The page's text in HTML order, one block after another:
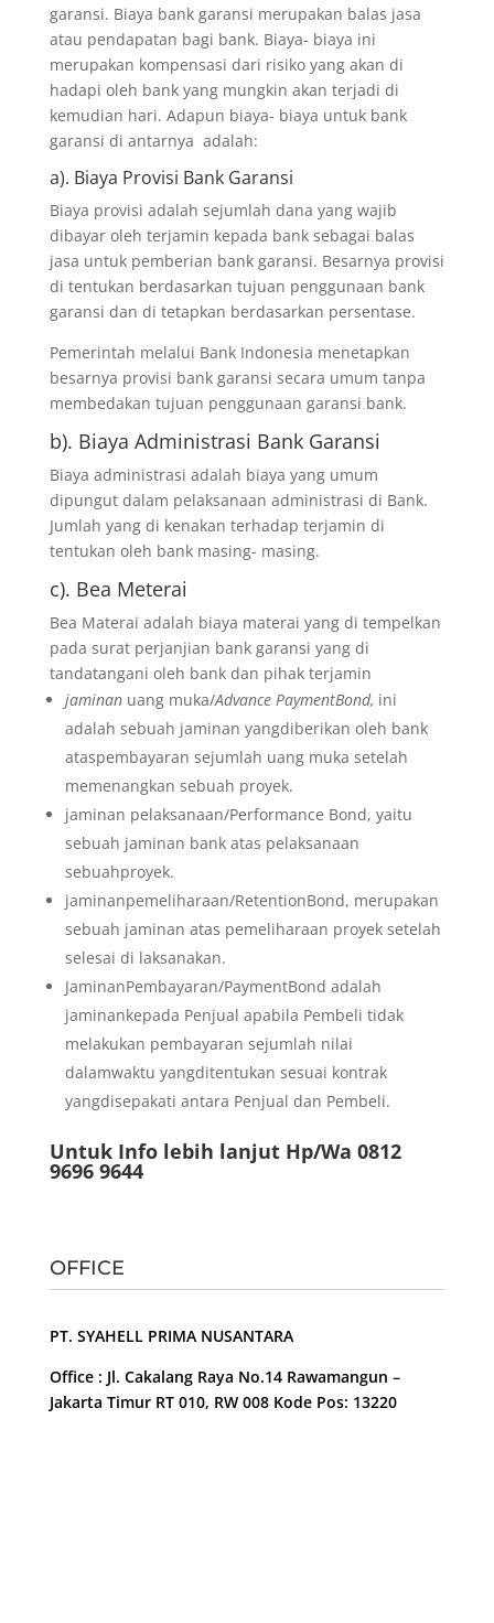
garansi. Biaya bank garansi merupakan balas jasa
atau pendapatan bagi bank. Biaya- biaya ini
merupakan kompensasi dari risiko yang akan di
hadapi oleh bank yang mungkin akan terjadi di
kemudian hari. Adapun biaya- biaya untuk bank
garansi di antarnya adalah:
a). Biaya Provisi Bank Garansi
Biaya provisi adalah sejumlah dana yang wajib
dibayar oleh terjamin kepada bank sebagai balas
jasa untuk pemberian bank garansi. Besarnya provisi
di tentukan berdasarkan tujuan penggunaan bank
garansi dan di tetapkan berdasarkan persentase.
Pemerintah melalui Bank Indonesia menetapkan
besarnya provisi bank garansi secara umum tanpa
membedakan tujuan penggunaan garansi bank.
b). Biaya Administrasi Bank Garansi
Biaya administrasi adalah biaya yang umum
dipungut dalam pelaksanaan administrasi di Bank.
Jumlah yang di kenakan terhadap terjamin di
tentukan oleh bank masing- masing.
c). Bea Meterai
Bea Materai adalah biaya materai yang di tempelkan
pada surat perjanjian bank garansi yang di
tandatangani oleh bank dan pihak terjamin
jaminan uang muka/Advance PaymentBond, ini
adalah sebuah jaminan yangdiberikan oleh bank
ataspembayaran sejumlah uang muka setelah
memenangkan sebuah proyek.
jaminan pelaksanaan/Performance Bond, yaitu
sebuah jaminan bank atas pelaksanaan
sebuahproyek.
jaminanpemeliharaan/RetentionBond, merupakan
sebuah jaminan atas pemeliharaan proyek setelah
selesai di laksanakan.
JaminanPembayaran/PaymentBond adalah
jaminankepada Penjual apabila Pembeli tidak
melakukan pembayaran sejumlah nilai
dalamwaktu yangditentukan sesuai kontrak
yangdisepakati antara Penjual dan Pembeli.
Untuk Info lebih lanjut Hp/Wa 0812
9696 9644
OFFICE
PT. SYAHELL PRIMA NUSANTARA
Office : Jl. Cakalang Raya No.14 Rawamangun –
Jakarta Timur RT 010, RW 008 Kode Pos: 13220